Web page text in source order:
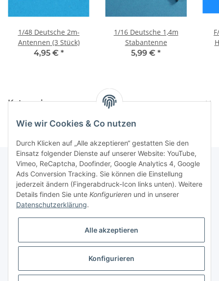
1/48 Deutsche 2m-
Antennen (3 Stück)
4,95 € *
1/16 Deutsche 1,4m
Stabantenne
5,99 € *
Kategorien
Informationen
Gesetzliche Informationen
* Alle Preise inkl. gesetzlicher USt., zzgl.Versand
Wie wir Cookies & Co nutzen
Durch Klicken auf „Alle akzeptieren“ gestatten Sie den
Einsatz folgender Dienste auf unserer Website: YouTube,
Vimeo, ReCaptcha, Doofinder, Google Analytics 4, Google
Ads Conversion Tracking. Sie können die Einstellung
jederzeit ändern (Fingerabdruck-Icon links unten). Weitere
Details finden Sie unte Konfigurieren und in unserer
Datenschutzerklärung.
Alle akzeptieren
Konfigurieren